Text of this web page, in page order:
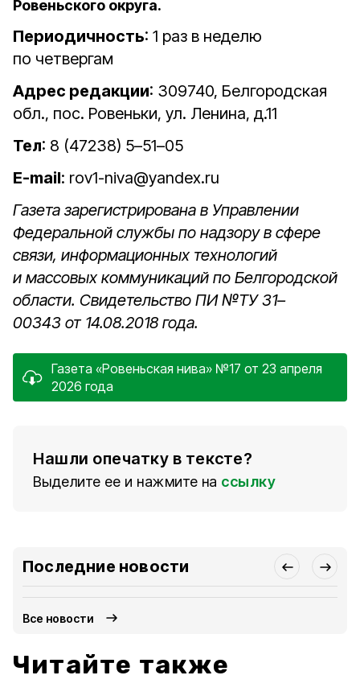
Ровеньского округа.
Периодичность: 1 раз в неделю
по четвергам
Адрес редакции: 309740, Белгородская
обл., пос. Ровеньки, ул. Ленина, д.11
Тел: 8 (47238) 5–51–05
E-mail: rov1-niva@yandex.ru
Газета зарегистрирована в Управлении
Федеральной службы по надзору в сфере
связи, информационных технологий
и массовых коммуникаций по Белгородской
области. Свидетельство ПИ №ТУ 31–
00343 от 14.08.2018 года.
Газета «Ровеньская нива» №17 от 23 апреля
2026 года
Нашли опечатку в тексте?
Выделите ее и нажмите на ссылку
Последние новости
Все новости
Читайте также